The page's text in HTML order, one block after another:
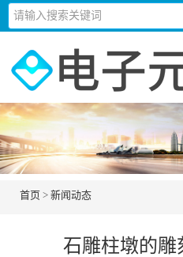
首页 > 新闻动态
石雕柱墩的雕